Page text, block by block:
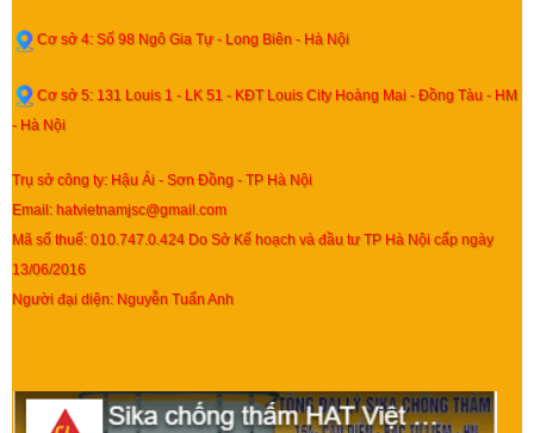
Cơ sở 4: Số 98 Ngô Gia Tự - Long Biên - Hà Nội
Cơ sở 5: 131 Louis 1 - LK 51 - KĐT Louis City Hoàng Mai - Đồng Tàu - HM
- Hà Nội
Trụ sở công ty: Hậu Ái - Sơn Đồng - TP Hà Nội
Email: hatvietnamjsc@gmail.com
Mã số thuế: 010.747.0.424 Do Sở Kế hoạch và đầu tư TP Hà Nội cấp ngày
13/06/2016
Người đại diện: Nguyễn Tuấn Anh